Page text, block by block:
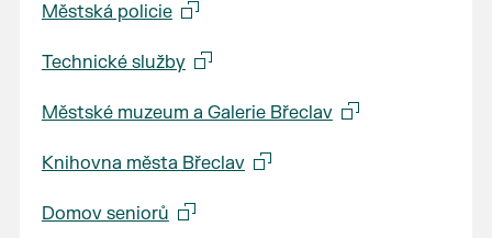
Městská policie
Technické služby
Městské muzeum a Galerie Břeclav
Knihovna města Břeclav
Domov seniorů